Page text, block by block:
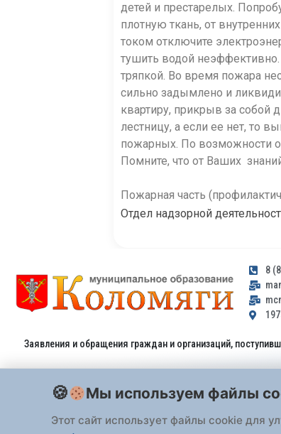
детей и престарелых.
плотную ткань, от
током отключите
тушить водой
тряпкой. Во время пожара
сильно задымлено и
квартиру, прикрыв за собой
лестницу, а если ее нет, то
пожарных. По возможности
Помните, что от Ваших
Пожарная часть
Отдел надзорной
8
Заявления и обращения граждан и организаций,
Мы используем файлы
Этот сайт использует файлы cookie для